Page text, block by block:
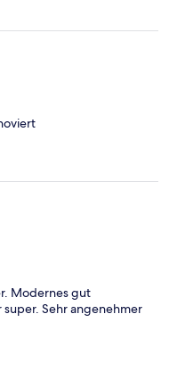
Modernes gut
Sehr angenehmer